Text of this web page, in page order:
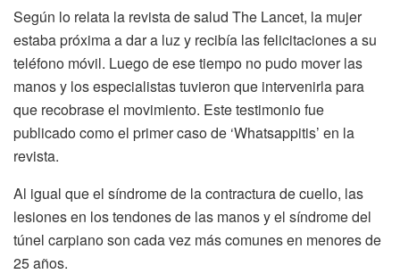
Según lo relata la revista de salud The Lancet, la mujer
estaba próxima a dar a luz y recibía las felicitaciones a su
teléfono móvil. Luego de ese tiempo no pudo mover las
manos y los especialistas tuvieron que intervenirla para
que recobrase el movimiento. Este testimonio fue
publicado como el primer caso de ‘Whatsappitis’ en la
revista.
Al igual que el síndrome de la contractura de cuello, las
lesiones en los tendones de las manos y el síndrome del
túnel carpiano son cada vez más comunes en menores de
25 años.